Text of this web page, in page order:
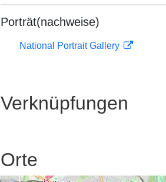
Porträt(nachweise)
National Portrait Gallery
Verknüpfungen
Orte